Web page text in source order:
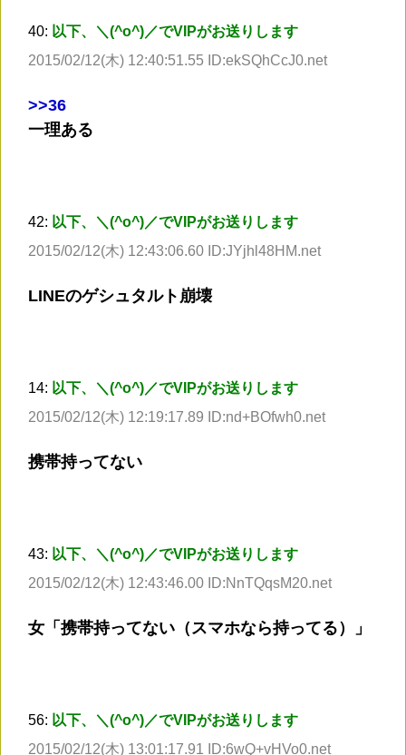
40: 以下、＼(^o^)／でVIPがお送りします
2015/02/12(木) 12:40:51.55 ID:ekSQhCcJ0.net
>>36
一理ある
42: 以下、＼(^o^)／でVIPがお送りします
2015/02/12(木) 12:43:06.60 ID:JYjhl48HM.net
LINEのゲシュタルト崩壊
14: 以下、＼(^o^)／でVIPがお送りします
2015/02/12(木) 12:19:17.89 ID:nd+BOfwh0.net
携帯持ってない
43: 以下、＼(^o^)／でVIPがお送りします
2015/02/12(木) 12:43:46.00 ID:NnTQqsM20.net
女「携帯持ってない（スマホなら持ってる）」
56: 以下、＼(^o^)／でVIPがお送りします
2015/02/12(木) 13:01:17.91 ID:6wQ+vHVo0.net